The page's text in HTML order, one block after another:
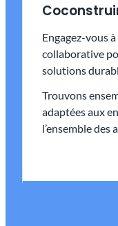
Engagez-vous
collaborative
solutions
Trouvons
adaptées aux
l’ensemble des